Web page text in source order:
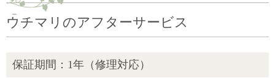
ウチマリのアフターサービス
保証期間：1年（修理対応）